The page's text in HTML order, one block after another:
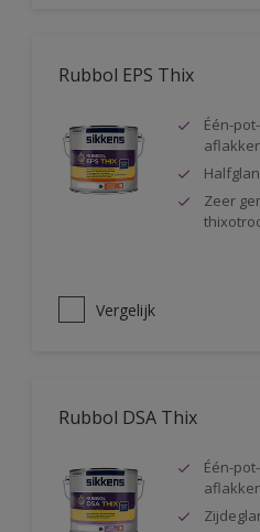
Rubbol EPS Thix
Één-
Zeer
Vergelijk
Rubbol DSA Thix
Één-